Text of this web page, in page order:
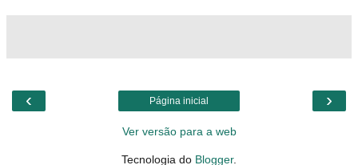
‹ ›
Página inicial
Ver versão para a web
Tecnologia do Blogger.